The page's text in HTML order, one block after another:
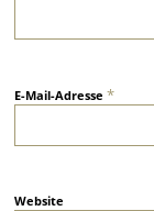
E-Mail-Adresse*
Website